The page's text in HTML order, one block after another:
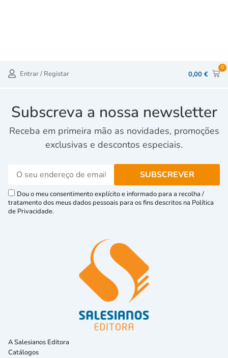
Entrar / Registar 0,00 €
0
Subscreva a nossa newsletter
Receba em primeira mão as novidades, promoções
exclusivas e descontos especiais.
Dou o meu consentimento explícito e informado para a recolha /
tratamento dos meus dados pessoais para os fins descritos na Política
de Privacidade.
A Salesianos Editora
Catálogos